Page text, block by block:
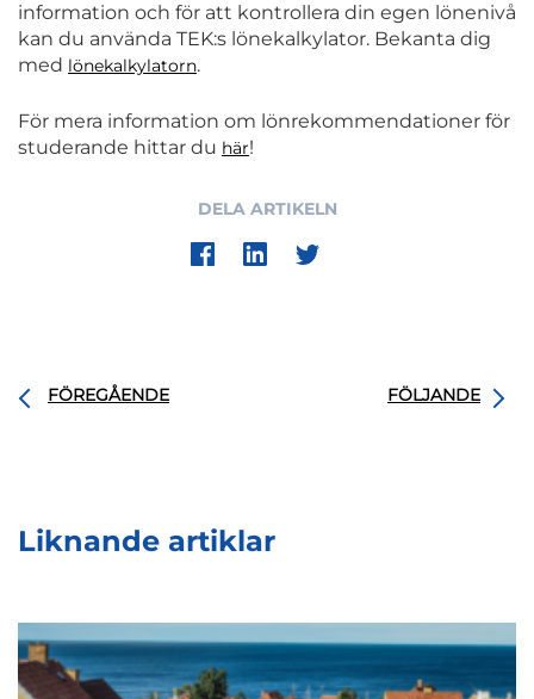
information och för att kontrollera din egen lönenivå
kan du använda TEK:s lönekalkylator. Bekanta dig
med lönekalkylatorn.
För mera information om lönrekommendationer för
studerande hittar du här!
DELA ARTIKELN
FÖREGÅENDE FÖLJANDE
Liknande artiklar